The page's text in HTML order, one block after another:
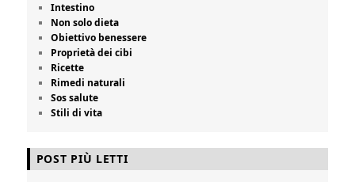
Intestino
Non solo dieta
Obiettivo benessere
Proprietà dei cibi
Ricette
Rimedi naturali
Sos salute
Stili di vita
POST PIÙ LETTI